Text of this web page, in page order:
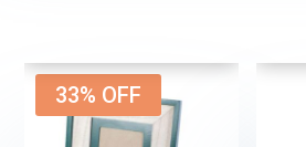
33% OFF